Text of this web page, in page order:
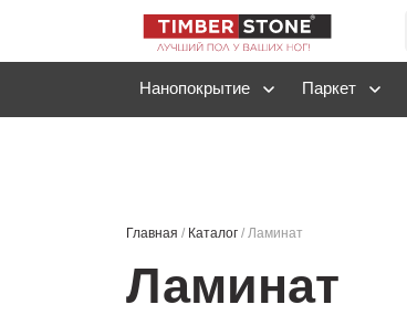
Нанопокрытие Паркет
Главная / Каталог / Ламинат
Ламинат